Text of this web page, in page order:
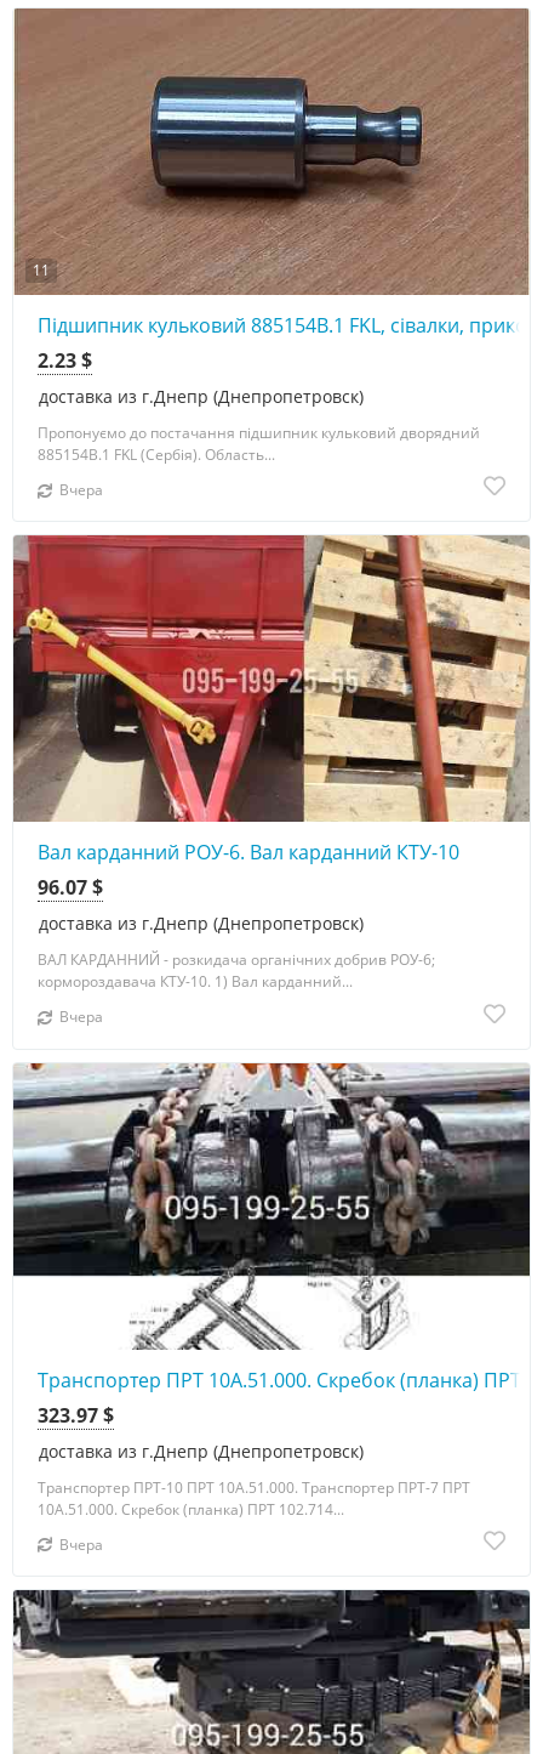
11
Підшипник кульковий 885154В.1 FKL, сівалки,
доставка из г.Днепр (Днепропетровск)
2.23 $
Пропонуємо до постачання підшипник кульковий дворядний
885154В.1 FKL (Сербія). Область...
Вчера
Вал карданний РОУ-6. Вал карданний КТУ-10
доставка из г.Днепр (Днепропетровск)
96.07 $
ВАЛ КАРДАННИЙ - розкидача органічних добрив РОУ-6;
кормороздавача КТУ-10. 1) Вал карданний...
Вчера
Транспортер ПРТ 10А.51.000. Скребок (планка) ПРТ
доставка из г.Днепр (Днепропетровск)
323.97 $
Транспортер ПРТ-10 ПРТ 10А.51.000. Транспортер ПРТ-7 ПРТ
10А.51.000. Скребок (планка) ПРТ 102.714...
Вчера